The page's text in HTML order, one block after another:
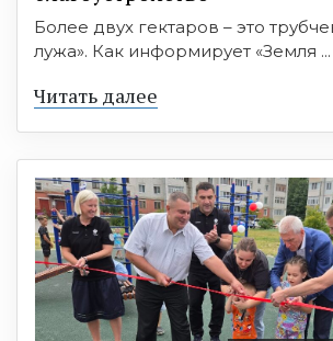
Более двух гектаров – это
лужа». Как информирует «Земля ...
Читать далее